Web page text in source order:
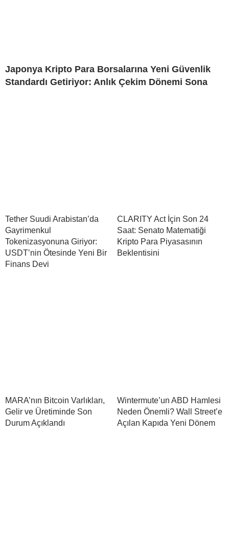
Japonya Kripto Para Borsalarına Yeni Güvenlik
Standardı Getiriyor: Anlık Çekim Dönemi Sona
Tether Suudi Arabistan’da
Gayrimenkul
Tokenizasyonuna Giriyor:
USDT’nin Ötesinde Yeni Bir
Finans Devi
CLARITY Act İçin Son 24
Saat: Senato Matematiği
Kripto Para Piyasasının
Beklentisini
MARA’nın Bitcoin Varlıkları,
Gelir ve Üretiminde Son
Durum Açıklandı
Wintermute’un ABD Hamlesi
Neden Önemli? Wall Street’e
Açılan Kapıda Yeni Dönem